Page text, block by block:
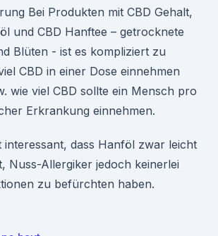
Bei Produkten mit CBD Gehalt,
und CBD Hanftee – getrocknete
Blüten - ist es kompliziert zu
CBD in einer Dose einnehmen
wie viel CBD sollte ein Mensch pro
Erkrankung einnehmen.
interessant, dass Hanföl zwar leicht
Nuss-Allergiker jedoch keinerlei
zu befürchten haben.